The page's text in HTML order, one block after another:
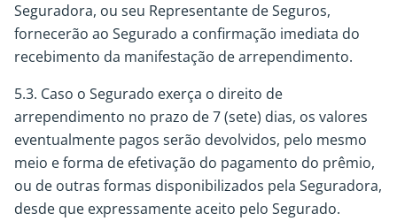
Seguradora, ou seu Representante de Seguros,
fornecerão ao Segurado a confirmação imediata do
recebimento da manifestação de arrependimento.
5.3. Caso o Segurado exerça o direito de
arrependimento no prazo de 7 (sete) dias, os valores
eventualmente pagos serão devolvidos, pelo mesmo
meio e forma de efetivação do pagamento do prêmio,
ou de outras formas disponibilizados pela Seguradora,
desde que expressamente aceito pelo Segurado.